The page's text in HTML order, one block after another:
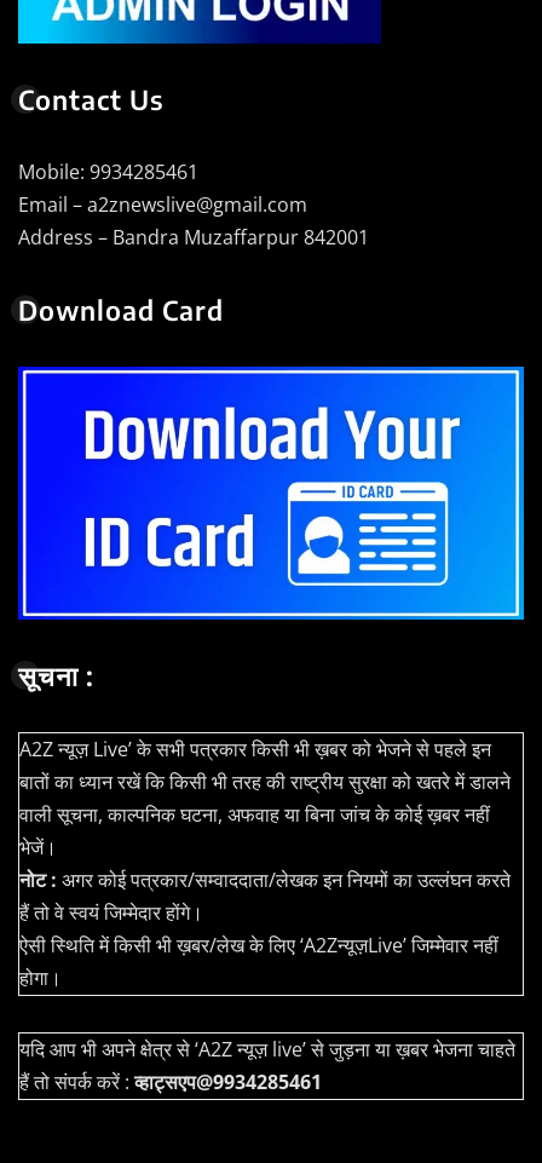
Contact Us
Mobile: 9934285461
Email – a2znewslive@gmail.com
Address – Bandra Muzaffarpur 842001
Download Card
सूचना :
A2Z न्यूज़ Live’ के सभी पत्रकार किसी भी ख़बर को भेजने से पहले इन
बातों का ध्यान रखें कि किसी भी तरह की राष्ट्रीय सुरक्षा को खतरे में डालने
वाली सूचना, काल्पनिक घटना, अफवाह या बिना जांच के कोई ख़बर नहीं
भेजें।
नोट : अगर कोई पत्रकार/सम्वाददाता/लेखक इन नियमों का उल्लंघन करते
हैं तो वे स्वयं जिम्मेदार होंगे।
ऐसी स्थिति में किसी भी ख़बर/लेख के लिए ‘A2Zन्यूज़Live’ जिम्मेवार नहीं
होगा।
यदि आप भी अपने क्षेत्र से ‘A2Z न्यूज़ live’ से जुड़ना या ख़बर भेजना चाहते
हैं तो संपर्क करें :व्हाट्सएप@9934285461